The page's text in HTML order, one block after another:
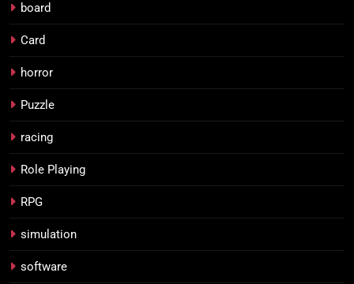
board
Card
horror
Puzzle
racing
Role Playing
RPG
simulation
software